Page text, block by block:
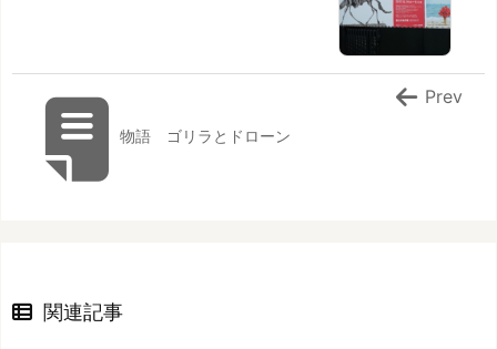
物語 ゴリラとドローン
Prev
関連記事